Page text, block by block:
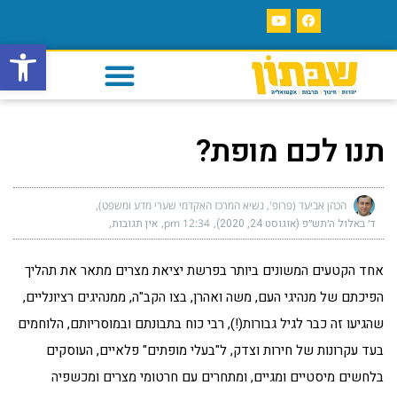
פתח
תנו לכם מופת?
הכהן אביעד (פרופ', נשיא המרכז האקדמי שערי מדע ומשפט)
ד׳ באלול ה׳תש״פ (אוגוסט 24, 2020) 12:34 pm אין תגובות
אחד הקטעים המשונים ביותר בפרשת יציאת מצרים מתאר את תהליך
הפיכתם של מנהיגי העם, משה ואהרן, בצו הקב"ה, ממנהיגים רציונליים,
שהגיעו זה כבר לגיל גבורות(!), רבי כוח בתבונתם ובמוסריותם, הלוחמים
בעד עקרונות של חירות וצדק, ל"בעלי מופתים" פלאיים, העוסקים
בלחשים מיסטיים ומגיים, ומתחרים עם חרטומי מצרים ומכשפיה